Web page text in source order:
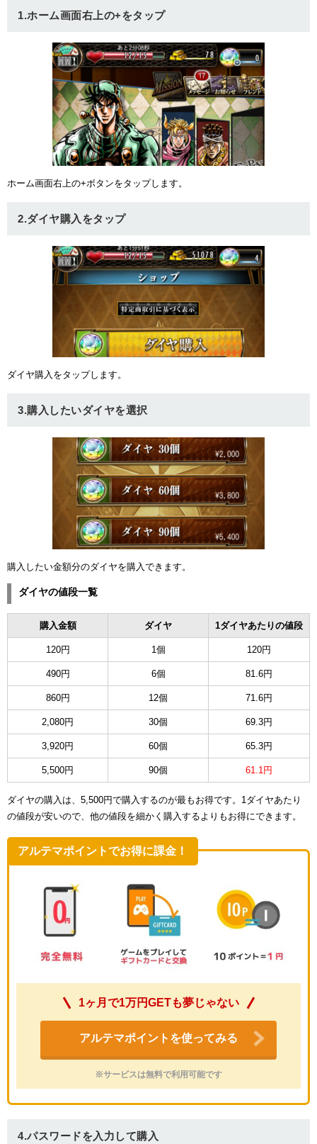
1.ホーム画面右上の+をタップ
ホーム画面右上の+ボタンをタップします。
2.ダイヤ購入をタップ
ダイヤ購入をタップします。
3.購入したいダイヤを選択
購入したい金額分のダイヤを購入できます。
ダイヤの値段一覧
購入金額 ダイヤ 1ダイヤあたりの値段
120円 1個 120円
490円 6個 81.6円
860円 12個 71.6円
2,080円 30個 69.3円
3,920円 60個 65.3円
5,500円 90個 61.1円
ダイヤの購入は、5,500円で購入するのが最もお得です。1ダイヤあたり
の値段が安いので、他の値段を細かく購入するよりもお得にできます。
アルテマポイントでお得に課金！
1ヶ月で1万円GETも夢じゃない
アルテマポイントを使ってみる
※サービスは無料で利用可能です
4.パスワードを入力して購入